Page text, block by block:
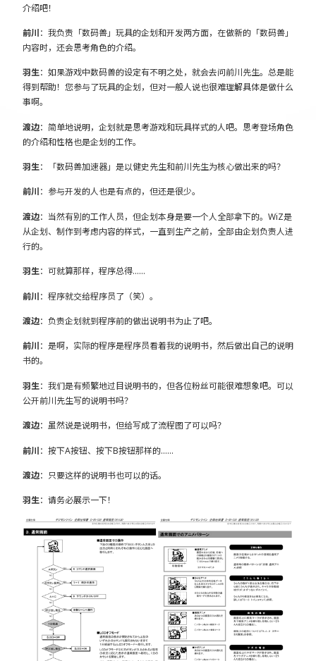
介绍吧！
前川：我负责「数码兽」玩具的企划和开发两方面，在做新的「数码兽」
内容时，还会思考角色的介绍。
羽生：如果游戏中数码兽的设定有不明之处，就会去问前川先生。总是能
得到帮助！您参与了玩具的企划，但对一般人说也很难理解具体是做什么
事啊。
渡边：简单地说明，企划就是思考游戏和玩具样式的人吧。思考登场角色
的介绍和性格也是企划的工作。
羽生：「数码兽加速器」是以健史先生和前川先生为核心做出来的吗？
前川 ：参与开发的人也是有点的，但还是很少。
渡边：当然有别的工作人员，但企划本身是要一个人全部拿下的。WiZ是
从企划、制作到考虑内容的样式，一直到生产之前，全部由企划负责人进
行的。
羽生：可就算那样，程序总得……
前川：程序就交给程序员了（笑）。
渡边：负责企划就到程序前的做出说明书为止了吧。
前川：是啊，实际的程序是程序员看着我的说明书，然后做出自己的说明
书的。
羽生：我们是有频繁地过目说明书的，但各位粉丝可能很难想象吧。可以
公开前川先生写的说明书吗？
渡边：虽然说是说明书，但给写成了流程图了可以吗？
前川：按下A按钮、按下B按钮那样的……
渡边：只要这样的说明书也可以的话。
羽生：请务必展示一下！